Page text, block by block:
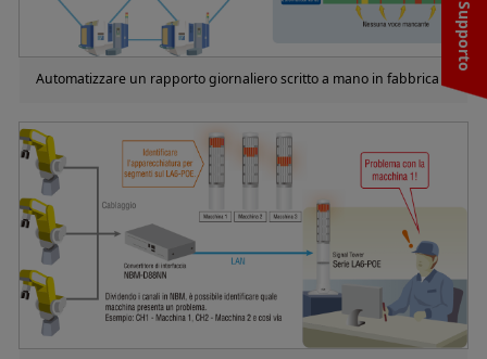
Automatizzare un rapporto giornaliero scritto a mano in fabbrica